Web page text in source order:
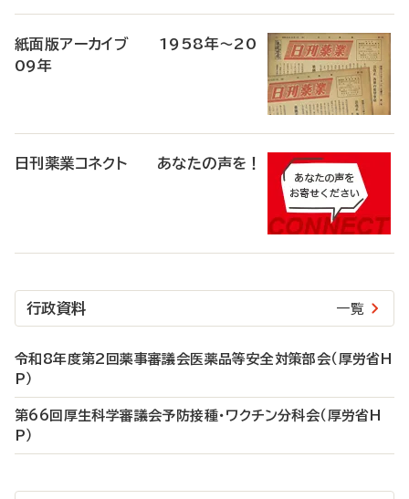
紙面版アーカイブ 1958年～20
09年
日刊薬業コネクト あなたの声を！
行政資料 一覧
令和8年度第2回薬事審議会医薬品等安全対策部会（厚労省H
P）
第66回厚生科学審議会予防接種・ワクチン分科会（厚労省H
P）